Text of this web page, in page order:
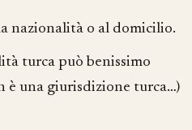
nazionalità o al domicilio.
turca può benissimo
è una giurisdizione turca…)